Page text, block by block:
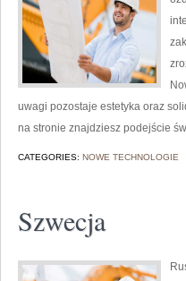
uwagi pozostaje estetyka oraz
na stronie znajdziesz podejście
CATEGORIES: NOWE TECHNOLOGIE
Szwecja